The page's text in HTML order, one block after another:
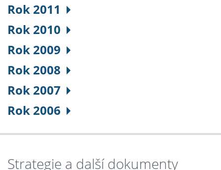
Rok 2011
Rok 2010
Rok 2009
Rok 2008
Rok 2007
Rok 2006
Strategie a další dokumenty